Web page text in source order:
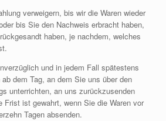
verweigern, bis wir die Waren wieder
bis Sie den Nachweis erbracht haben,
haben, je nachdem, welches
und in jedem Fall spätestens
dem Tag, an dem Sie uns über den
unterrichten, an uns zurückzusenden
Frist ist gewahrt, wenn Sie die Waren vor
Tagen absenden.